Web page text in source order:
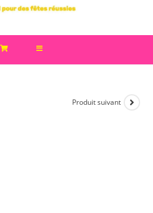
Produit suivant